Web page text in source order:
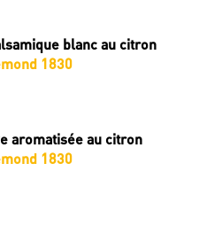
blanc au citron
1830
aromatisée au citron
1830